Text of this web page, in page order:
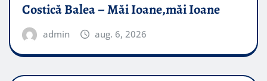
Costică Balea – Măi Ioane,măi Ioane
admin aug. 6, 2026